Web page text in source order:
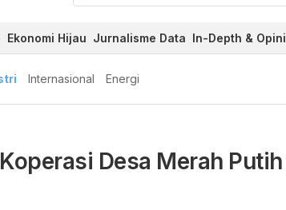
Ekonomi Hijau Jurnalisme Data In-Depth & Opini
Internasional Energi
Desa Merah Putih